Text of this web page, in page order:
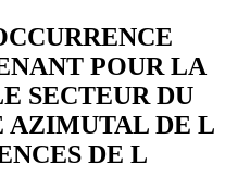
POUR LA
SECTEUR DU
AZIMUTAL DE L
DE L